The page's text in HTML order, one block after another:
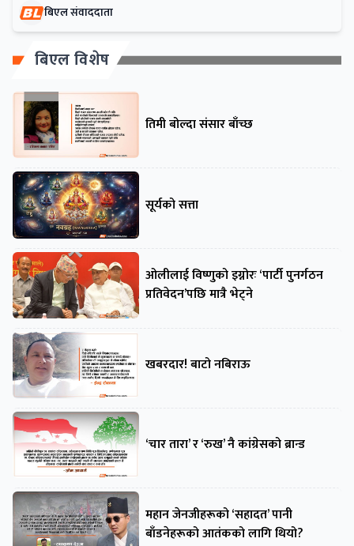
बिएल संवाददाता
बिएल विशेष
तिमी बोल्दा संसार बाँच्छ
सूर्यको सत्ता
ओलीलाई विष्णुको इग्नोरः ‘पार्टी पुनर्गठन
प्रतिवेदन’पछि मात्रै भेट्ने
खबरदार! बाटो नबिराऊ
‘चार तारा’ र ‘रुख’ नै कांग्रेसको ब्रान्ड
महान जेनजीहरूको ‘सहादत’ पानी
बाँडनेहरूको आतंकको लागि थियो?